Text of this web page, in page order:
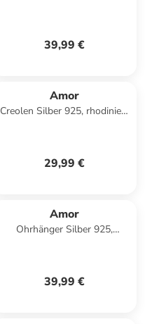
39,99 €
Amor
Creolen Silber 925, rhodiniert
29,99 €
Amor
Ohrhänger Silber 925,
39,99 €